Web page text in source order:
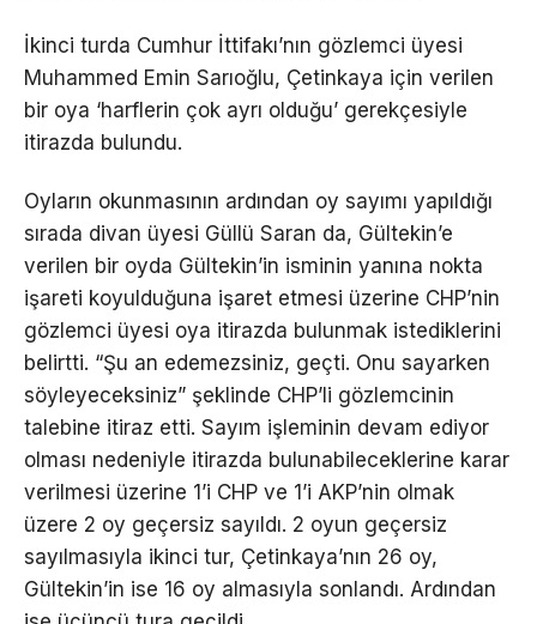
İkinci turda Cumhur İttifakı’nın gözlemci üyesi
Muhammed Emin Sarıoğlu, Çetinkaya için verilen
bir oya ‘harflerin çok ayrı olduğu’ gerekçesiyle
itirazda bulundu.
Oyların okunmasının ardından oy sayımı yapıldığı
sırada divan üyesi Güllü Saran da, Gültekin’e
verilen bir oyda Gültekin’in isminin yanına nokta
işareti koyulduğuna işaret etmesi üzerine CHP’nin
gözlemci üyesi oya itirazda bulunmak istediklerini
belirtti. “Şu an edemezsiniz, geçti. Onu sayarken
söyleyeceksiniz” şeklinde CHP’li gözlemcinin
talebine itiraz etti. Sayım işleminin devam ediyor
olması nedeniyle itirazda bulunabileceklerine karar
verilmesi üzerine 1’i CHP ve 1’i AKP’nin olmak
üzere 2 oy geçersiz sayıldı. 2 oyun geçersiz
sayılmasıyla ikinci tur, Çetinkaya’nın 26 oy,
Gültekin’in ise 16 oy almasıyla sonlandı. Ardından